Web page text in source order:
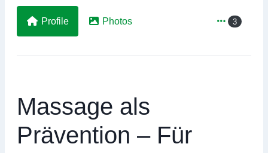
Profile Photos 3
Massage als
Prävention – Für